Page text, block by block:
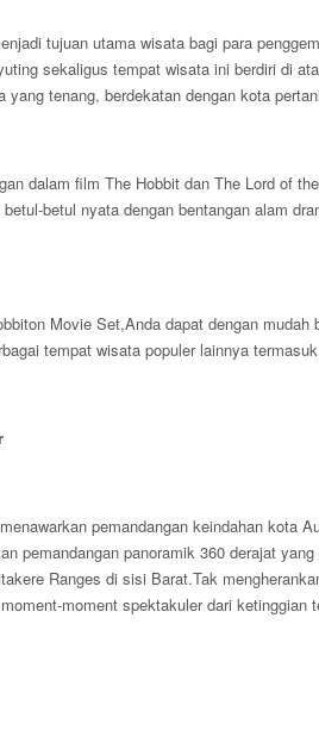
tujuan utama wisata bagi para
sekaligus tempat wisata ini berdiri di
yang tenang, berdekatan dengan kota
dalam film The Hobbit dan The Lord of
betul nyata dengan bentangan alam
Movie Set,Anda dapat dengan
tempat wisata populer lainnya
pemandangan keindahan kota
pemandangan panoramik 360 derajat
Ranges di sisi Barat.Tak
moment spektakuler dari